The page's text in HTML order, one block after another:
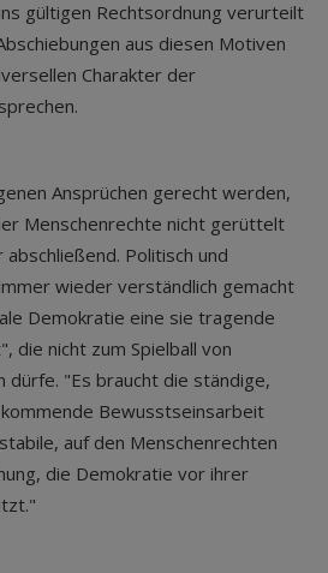
gültigen Rechtsordnung verurteilt
aus diesen Motiven
Charakter der
Ansprüchen gerecht werden,
Menschenrechte nicht gerüttelt
Politisch und
wieder verständlich gemacht
Demokratie eine sie tragende
die nicht zum Spielball von
dürfe. "Es braucht die ständige,
Bewusstseinsarbeit
auf den Menschenrechten
die Demokratie vor ihrer